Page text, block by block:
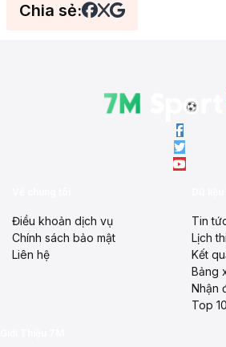
Chia sẻ:
Điều khoản dịch vụ
Chính sách bảo mật
Liên hệ
Tin
Lịch
Kết
Bảng
Nhận
Top